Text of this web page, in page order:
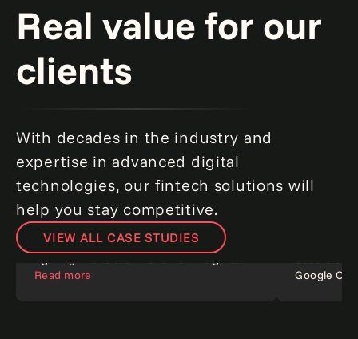
Real value for our
clients
With decades in the industry and
expertise in advanced digital
technologies, our fintech solutions will
help you stay competitive.
VIEW ALL CASE STUDIES
How Apex Clearing Corporation takes
Read more
Google